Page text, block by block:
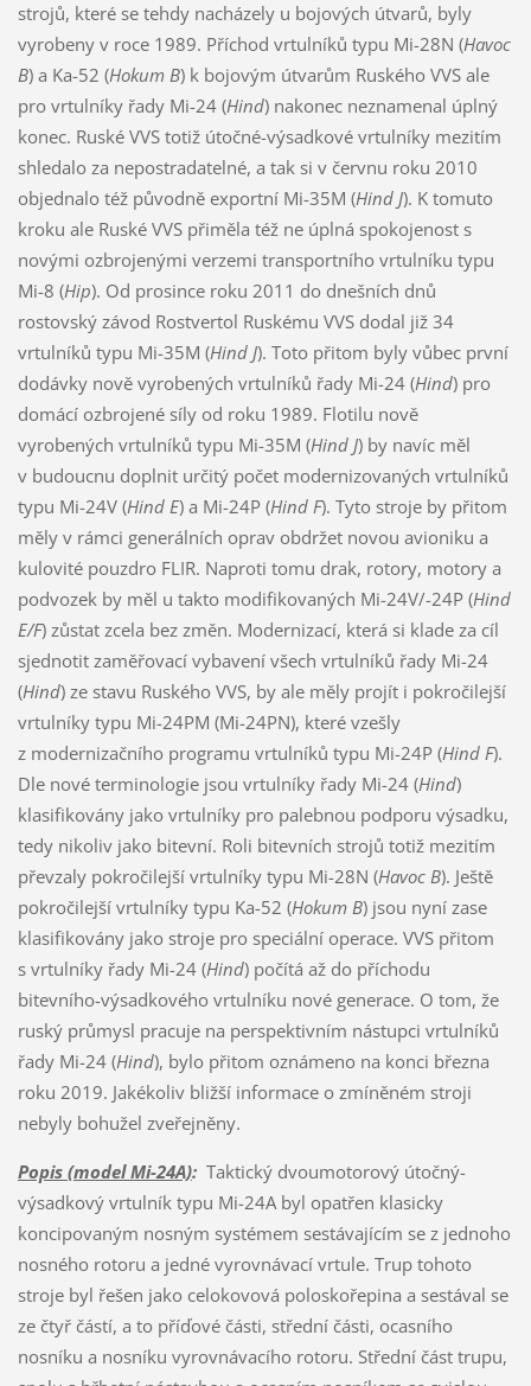
strojů, které se tehdy nacházely u bojových útvarů, byly
vyrobeny v roce 1989. Příchod vrtulníků typu Mi-28N (Havoc
B) a Ka-52 (Hokum B) k bojovým útvarům Ruského VVS ale
pro vrtulníky řady Mi-24 (Hind) nakonec neznamenal úplný
konec. Ruské VVS totiž útočné-výsadkové vrtulníky mezitím
shledalo za nepostradatelné, a tak si v červnu roku 2010
objednalo též původně exportní Mi-35M (Hind J). K tomuto
kroku ale Ruské VVS přiměla též ne úplná spokojenost s
novými ozbrojenými verzemi transportního vrtulníku typu
Mi-8 (Hip). Od prosince roku 2011 do dnešních dnů
rostovský závod Rostvertol Ruskému VVS dodal již 34
vrtulníků typu Mi-35M (Hind J). Toto přitom byly vůbec první
dodávky nově vyrobených vrtulníků řady Mi-24 (Hind) pro
domácí ozbrojené síly od roku 1989. Flotilu nově
vyrobených vrtulníků typu Mi-35M (Hind J) by navíc měl
v budoucnu doplnit určitý počet modernizovaných vrtulníků
typu Mi-24V (Hind E) a Mi-24P (Hind F). Tyto stroje by přitom
měly v rámci generálních oprav obdržet novou avioniku a
kulovité pouzdro FLIR. Naproti tomu drak, rotory, motory a
podvozek by měl u takto modifikovaných Mi-24V/-24P (Hind
E/F) zůstat zcela bez změn. Modernizací, která si klade za cíl
sjednotit zaměřovací vybavení všech vrtulníků řady Mi-24
(Hind) ze stavu Ruského VVS, by ale měly projít i pokročilejší
vrtulníky typu Mi-24PM (Mi-24PN), které vzešly
z modernizačního programu vrtulníků typu Mi-24P (Hind F).
Dle nové terminologie jsou vrtulníky řady Mi-24 (Hind)
klasifikovány jako vrtulníky pro palebnou podporu výsadku,
tedy nikoliv jako bitevní. Roli bitevních strojů totiž mezitím
převzaly pokročilejší vrtulníky typu Mi-28N (Havoc B). Ještě
pokročilejší vrtulníky typu Ka-52 (Hokum B) jsou nyní zase
klasifikovány jako stroje pro speciální operace. VVS přitom
s vrtulníky řady Mi-24 (Hind) počítá až do příchodu
bitevního-výsadkového vrtulníku nové generace. O tom, že
ruský průmysl pracuje na perspektivním nástupci vrtulníků
řady Mi-24 (Hind), bylo přitom oznámeno na konci března
roku 2019. Jakékoliv bližší informace o zmíněném stroji
nebyly bohužel zveřejněny.
Popis (model Mi-24A):Taktický dvoumotorový útočný-
výsadkový vrtulník typu Mi-24A byl opatřen klasicky
koncipovaným nosným systémem sestávajícím se z jednoho
nosného rotoru a jedné vyrovnávací vrtule. Trup tohoto
stroje byl řešen jako celokovová poloskořepina a sestával se
ze čtyř částí, a to příďové části, střední části, ocasního
nosníku a nosníku vyrovnávacího rotoru. Střední část trupu,